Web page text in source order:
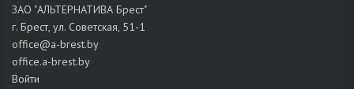
ЗАО "АЛЬТЕРНАТИВА Брест"
г. Брест, ул. Советская, 51-1
office@a-brest.by
office.a-brest.by
Войти